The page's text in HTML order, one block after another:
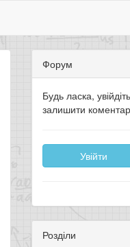
Форум
Будь ласка,
залишити
Увійти
Розділи